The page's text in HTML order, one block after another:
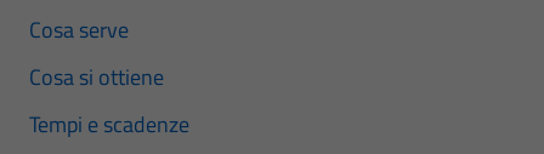
Cosa serve
Cosa si ottiene
Tempi e scadenze